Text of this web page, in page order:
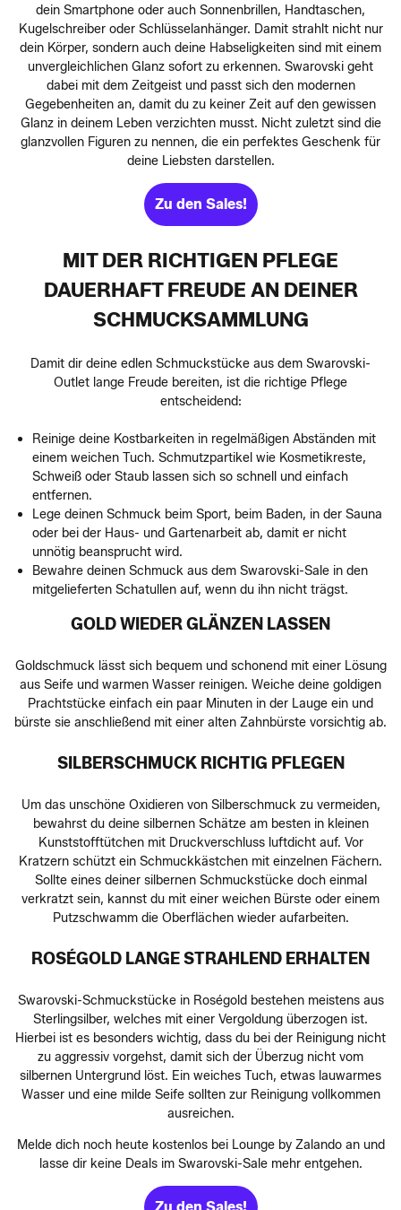
dein Smartphone oder auch Sonnenbrillen, Handtaschen,
Kugelschreiber oder Schlüsselanhänger. Damit strahlt nicht nur
dein Körper, sondern auch deine Habseligkeiten sind mit einem
unvergleichlichen Glanz sofort zu erkennen. Swarovski geht
dabei mit dem Zeitgeist und passt sich den modernen
Gegebenheiten an, damit du zu keiner Zeit auf den gewissen
Glanz in deinem Leben verzichten musst. Nicht zuletzt sind die
glanzvollen Figuren zu nennen, die ein perfektes Geschenk für
deine Liebsten darstellen.
Zu den Sales!
MIT DER RICHTIGEN PFLEGE
DAUERHAFT FREUDE AN DEINER
SCHMUCKSAMMLUNG
Damit dir deine edlen Schmuckstücke aus dem Swarovski-
Outlet lange Freude bereiten, ist die richtige Pflege
entscheidend:
Reinige deine Kostbarkeiten in regelmäßigen Abständen mit
einem weichen Tuch. Schmutzpartikel wie Kosmetikreste,
Schweiß oder Staub lassen sich so schnell und einfach
entfernen.
Lege deinen Schmuck beim Sport, beim Baden, in der Sauna
oder bei der Haus- und Gartenarbeit ab, damit er nicht
unnötig beansprucht wird.
Bewahre deinen Schmuck aus dem Swarovski-Sale in den
mitgelieferten Schatullen auf, wenn du ihn nicht trägst.
GOLD WIEDER GLÄNZEN LASSEN
Goldschmuck lässt sich bequem und schonend mit einer Lösung
aus Seife und warmen Wasser reinigen. Weiche deine goldigen
Prachtstücke einfach ein paar Minuten in der Lauge ein und
bürste sie anschließend mit einer alten Zahnbürste vorsichtig ab.
SILBERSCHMUCK RICHTIG PFLEGEN
Um das unschöne Oxidieren von Silberschmuck zu vermeiden,
bewahrst du deine silbernen Schätze am besten in kleinen
Kunststofftütchen mit Druckverschluss luftdicht auf. Vor
Kratzern schützt ein Schmuckkästchen mit einzelnen Fächern.
Sollte eines deiner silbernen Schmuckstücke doch einmal
verkratzt sein, kannst du mit einer weichen Bürste oder einem
Putzschwamm die Oberflächen wieder aufarbeiten.
ROSÉGOLD LANGE STRAHLEND ERHALTEN
Swarovski-Schmuckstücke in Roségold bestehen meistens aus
Sterlingsilber, welches mit einer Vergoldung überzogen ist.
Hierbei ist es besonders wichtig, dass du bei der Reinigung nicht
zu aggressiv vorgehst, damit sich der Überzug nicht vom
silbernen Untergrund löst. Ein weiches Tuch, etwas lauwarmes
Wasser und eine milde Seife sollten zur Reinigung vollkommen
ausreichen.
Melde dich noch heute kostenlos bei Lounge by Zalando an und
lasse dir keine Deals im Swarovski-Sale mehr entgehen.
Zu den Sales!